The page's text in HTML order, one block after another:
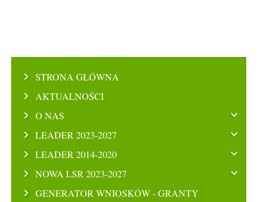
STRONA GŁÓWNA
AKTUALNOŚCI
O NAS
LEADER 2023-2027
LEADER 2014-2020
NOWA LSR 2023-2027
GENERATOR WNIOSKÓW - GRANTY